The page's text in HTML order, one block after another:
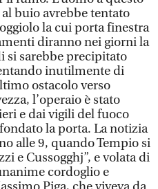
buio avrebbe tentato
la cui porta finestra
diranno nei giorni la
si sarebbe precipitato
inutilmente di
ostacolo verso
l’operaio è stato
e dai vigili del fuoco
la porta. La notizia
alle 9, quando Tempio si
e Cussogghj”, e volata di
cordoglio e